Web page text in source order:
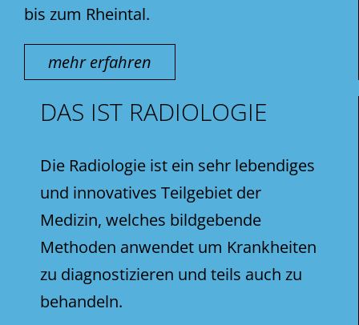
bis zum Rheintal.
mehr erfahren
DAS IST RADIOLOGIE
Die Radiologie ist ein sehr lebendiges
und innovatives Teilgebiet der
Medizin, welches bildgebende
Methoden anwendet um Krankheiten
zu diagnostizieren und teils auch zu
behandeln.